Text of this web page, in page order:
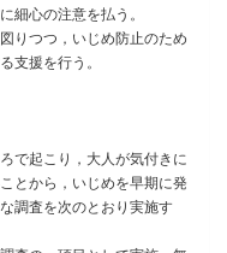
細心の注意を払う。
りつつ，いじめ防止のため
支援を行う。
起こり，大人が気付きに
とから，いじめを早期に発
調査を次のとおり実施す